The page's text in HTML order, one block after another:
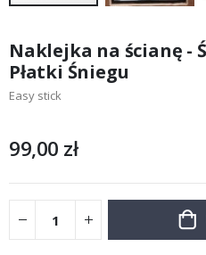
początek
galerii
Naklejka na ścianę -
Płatki Śniegu
Easy stick
99,00 zł